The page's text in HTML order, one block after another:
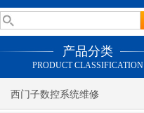
产品分类
PRODUCT CLASSIFICATION
西门子数控系统维修